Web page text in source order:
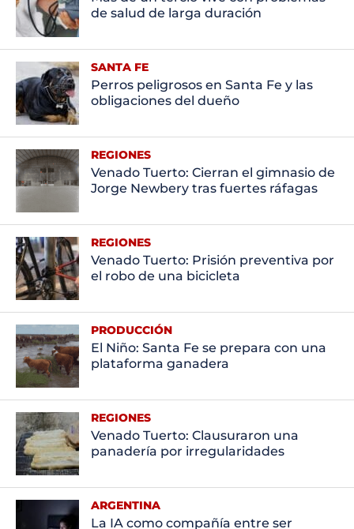
de salud de larga duración
SANTA FE
Perros peligrosos en Santa Fe y las
obligaciones del dueño
REGIONES
Venado Tuerto: Cierran el gimnasio de
Jorge Newbery tras fuertes ráfagas
REGIONES
Venado Tuerto: Prisión preventiva por
el robo de una bicicleta
PRODUCCIÓN
El Niño: Santa Fe se prepara con una
plataforma ganadera
REGIONES
Venado Tuerto: Clausuraron una
panadería por irregularidades
ARGENTINA
La IA como compañía entre ser